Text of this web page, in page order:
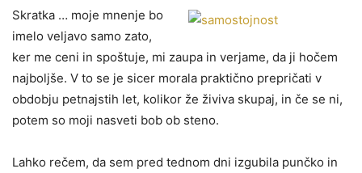
Skratka … moje mnenje bo
imelo veljavo samo zato,
ker me ceni in spoštuje, mi zaupa in verjame, da ji hočem
najboljše. V to se je sicer morala praktično prepričati v
obdobju petnajstih let, kolikor že živiva skupaj, in če se ni,
potem so moji nasveti bob ob steno.
Lahko rečem, da sem pred tednom dni izgubila punčko in